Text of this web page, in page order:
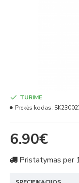
6.90€
TURIME
Prekės kodas:
Pristatymas per